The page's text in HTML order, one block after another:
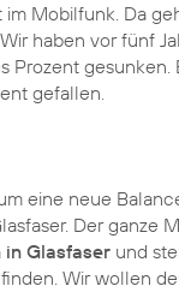
Mobilfunk. Da
haben vor fünf
Prozent
gefallen.
eine neue
Der ganze
Glasfaser und
Wir wollen